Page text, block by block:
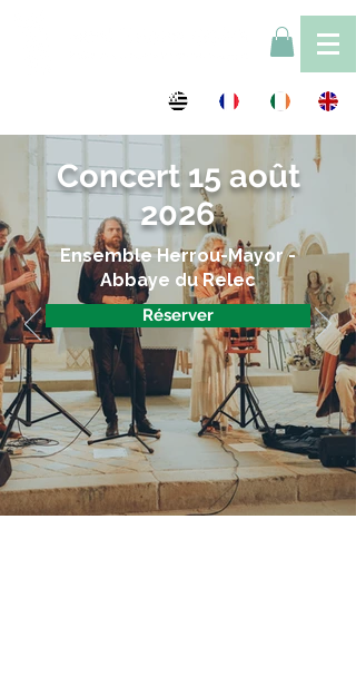
Concert 15 août
2026
Ensemble Herrou-Mayor -
Abbaye du Relec
Réserver